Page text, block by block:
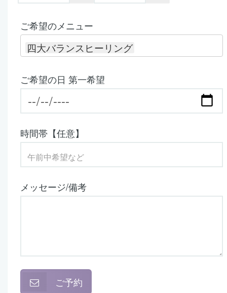
ご希望のメニュー
四大バランスヒーリング
ご希望の日 第一希望
時間帯【任意】
メッセージ/備考
ご予約